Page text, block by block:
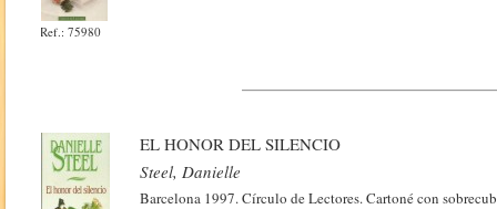
Ref.: 75980
EL HONOR DEL SILENCIO
Steel, Danielle
Barcelona 1997. Círculo de Lectores. Cartoné con